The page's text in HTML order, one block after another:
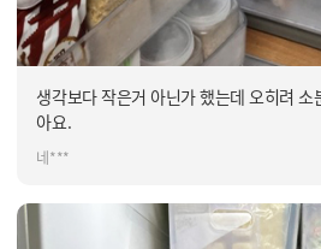
생각보다 작은거 아닌가 했는데 오히려
아요.
네***